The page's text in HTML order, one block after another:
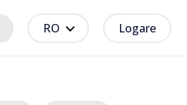
RO Logare